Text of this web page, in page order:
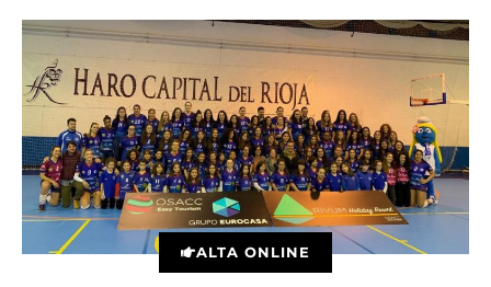
ALTA ONLINE